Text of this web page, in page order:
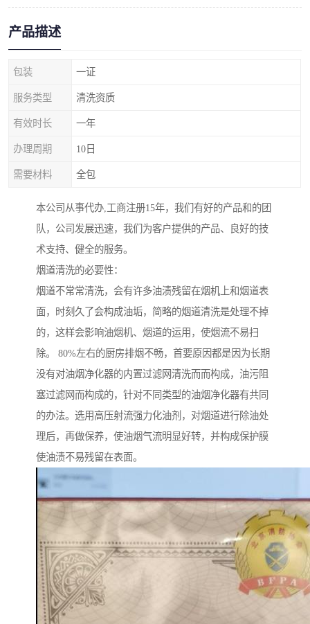
产品描述
包装 一证
服务类型 清洗资质
有效时长 一年
办理周期 10日
需要材料 全包
本公司从事代办,工商注册15年，我们有好的产品和的团
队，公司发展迅速，我们为客户提供的产品、良好的技
术支持、健全的服务。
烟道清洗的必要性：
烟道不常常清洗，会有许多油渍残留在烟机上和烟道表
面，时刻久了会构成油垢，简略的烟道清洗是处理不掉
的，这样会影响油烟机、烟道的运用，使烟流不易扫
除。 80%左右的厨房排烟不畅，首要原因都是因为长期
没有对油烟净化器的内置过滤网清洗而而构成，油污阻
塞过滤网而构成的，针对不同类型的油烟净化器有共同
的办法。选用高压射流强力化油剂，对烟道进行除油处
理后，再做保养，使油烟气流明显好转，并构成保护膜
使油渍不易残留在表面。